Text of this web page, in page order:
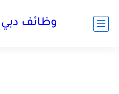
وظائف دبي